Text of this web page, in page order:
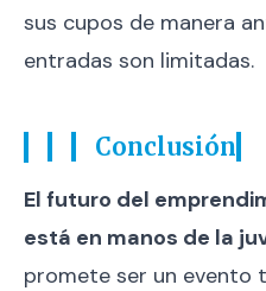
sus cupos de manera
entradas son limitadas.
Conclusión
El futuro del
está en manos de la
promete ser un evento